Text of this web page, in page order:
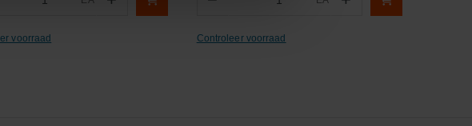
voorraad Controleer voorraad